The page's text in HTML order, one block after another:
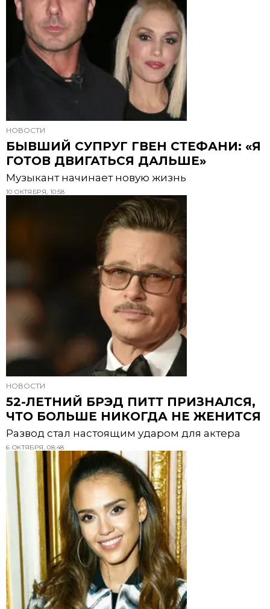
НОВОСТИ
БЫВШИЙ СУПРУГ ГВЕН СТЕФАНИ: «Я
ГОТОВ ДВИГАТЬСЯ ДАЛЬШЕ»
Музыкант начинает новую жизнь
10 ОКТЯБРЯ, 10:58
НОВОСТИ
52-ЛЕТНИЙ БРЭД ПИТТ ПРИЗНАЛСЯ,
ЧТО БОЛЬШЕ НИКОГДА НЕ ЖЕНИТСЯ
Развод стал настоящим ударом для актера
6 ОКТЯБРЯ, 08:48